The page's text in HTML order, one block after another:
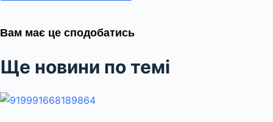
Вам має це сподобатись
Ще новини по темі